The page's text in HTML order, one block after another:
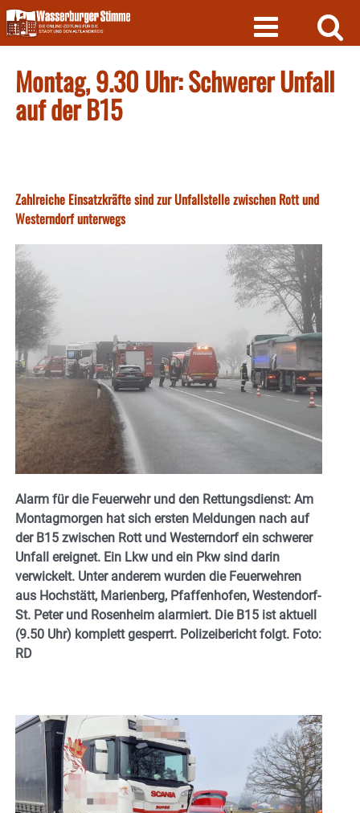
Skip
to
content
Montag, 9.30 Uhr: Schwerer Unfall
auf der B15
Zahlreiche Einsatzkräfte sind zur Unfallstelle zwischen Rott und
Westerndorf unterwegs
Alarm für die Feuerwehr und den Rettungsdienst: Am
Montagmorgen hat sich ersten Meldungen nach auf
der B15 zwischen Rott und Westerndorf ein schwerer
Unfall ereignet. Ein Lkw und ein Pkw sind darin
verwickelt. Unter anderem wurden die Feuerwehren
aus Hochstätt, Marienberg, Pfaffenhofen, Westendorf-
St. Peter und Rosenheim alarmiert. Die B15 ist aktuell
(9.50 Uhr) komplett gesperrt. Polizeibericht folgt. Foto:
RD